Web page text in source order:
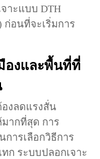
าะแบบ DTH
ก่อนที่จะเริ่มการ
องและพื้นที่ที่
งลดแรงสั่น
มากที่สุด การ
ารเลือกวิธีการ
ก ระบบปลอกเจาะ